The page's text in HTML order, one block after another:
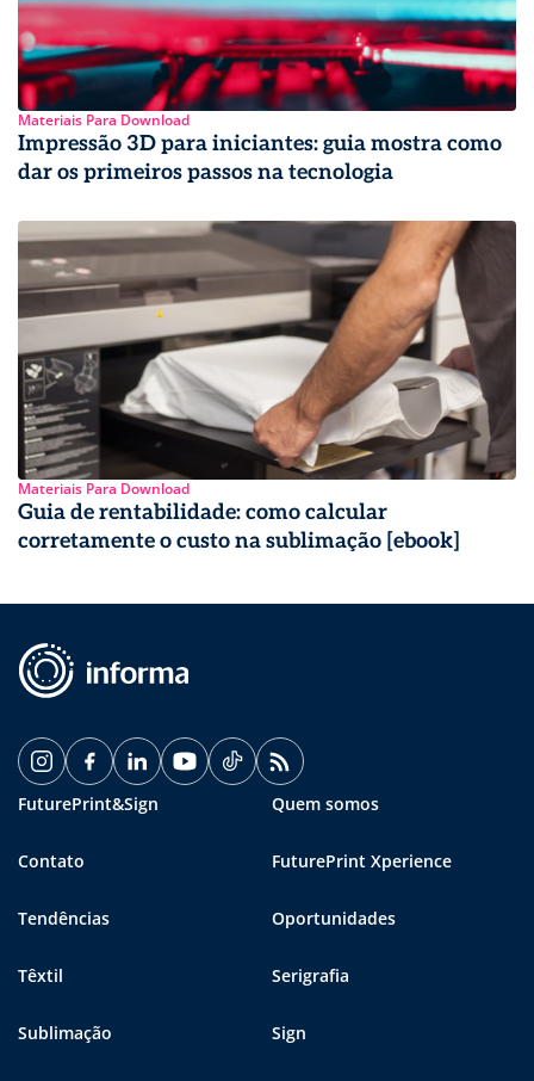
Materiais Para Download
Impressão 3D para iniciantes: guia mostra como
dar os primeiros passos na tecnologia
Materiais Para Download
Guia de rentabilidade: como calcular
corretamente o custo na sublimação [ebook]
FuturePrint&Sign Quem somos
Contato FuturePrint Xperience
Tendências Oportunidades
Têxtil Serigrafia
Sublimação Sign